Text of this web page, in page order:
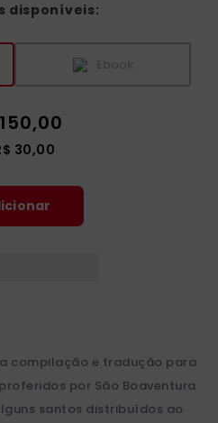
disponíveis:
150,00
30,00
compilação e tradução para
por São Boaventura
santos distribuídos ao